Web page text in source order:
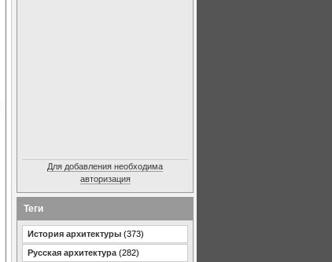
Для добавления необходима
авторизация
Теги
История архитектуры (373)
Русская архитектура (282)